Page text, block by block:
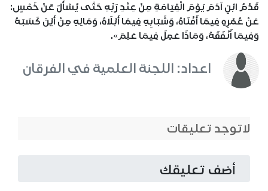
قَدْمُ ابْنِ آدَمَ يَوْمَ الْقِيَامَةِ مِنْ عِنْدِ رَبِّهِ حَتَّى يُسْأَلَ عَنْ خَمْسٍ:
عَنْ عُمْرِهِ فِيمَا أَفْنَاهُ، وَشَبَابِهِ فِيمَا أَبْلَاهُ، وَمَالِهِ مِنْ أَيْنَ كَسَبَهُ
وَفِيمَا أَنْفَقَهُ، وَمَاذَا عَمِلَ فِيمَا عَلِمَ».
اعداد: اللجنة العلمية في الفرقان
لاتوجد تعليقات
أضف تعليقك